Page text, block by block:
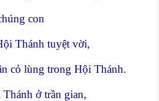
con
Thánh tuyệt vời,
cỏ lùng trong Hội Thánh.
ở trần gian,